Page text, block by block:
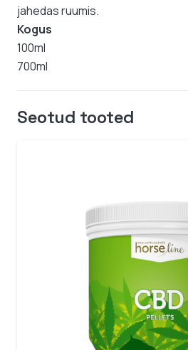
jahedas ruumis.
Kogus
100ml
700ml
Seotud tooted